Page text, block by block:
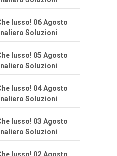
lusso! 06 Agosto
Soluzioni
lusso! 05 Agosto
Soluzioni
lusso! 04 Agosto
Soluzioni
lusso! 03 Agosto
Soluzioni